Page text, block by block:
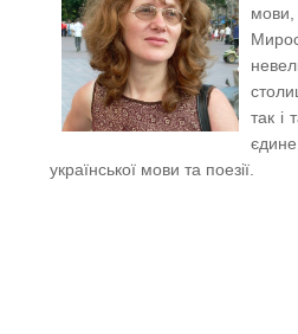
так і
української мови та поезії.